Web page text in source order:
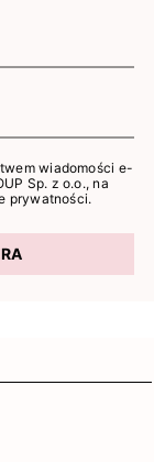
wiadomości e-
Sp. z o.o., na
prywatności.